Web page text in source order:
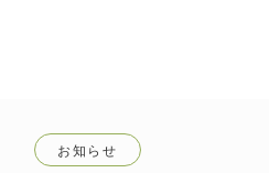
お知らせ